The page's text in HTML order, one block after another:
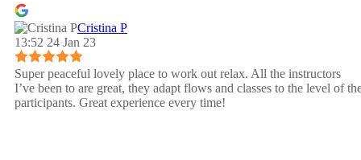
Cristina P
13:52 24 Jan 23
Super peaceful lovely place to work out relax. All the instructors
I’ve been to are great, they adapt flows and classes to the level of
participants. Great experience every time!